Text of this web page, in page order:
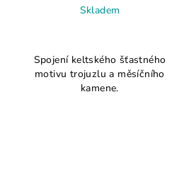
Skladem
Spojení keltského šťastného
motivu trojuzlu a měsíčního
kamene.